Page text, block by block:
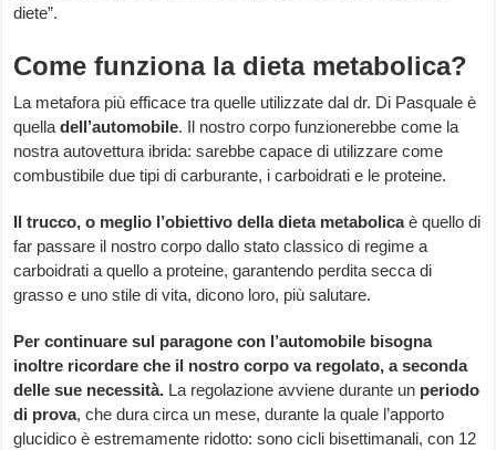
diete”.
Come funziona la dieta metabolica?
La metafora più efficace tra quelle utilizzate dal dr. Di Pasquale è
quelladell’automobile. Il nostro corpo funzionerebbe come la
nostra autovettura ibrida: sarebbe capace di utilizzare come
combustibile due tipi di carburante, i carboidrati e le proteine.
Il trucco, o meglio l’obiettivo della dieta metabolicaè quello di
far passare il nostro corpo dallo stato classico di regime a
carboidrati a quello a proteine, garantendo perdita secca di
grasso e uno stile di vita, dicono loro, più salutare.
Per continuare sul paragone con l’automobile bisogna
inoltre ricordare che il nostro corpo va regolato, a seconda
delle sue necessità. La regolazione avviene durante un periodo
di prova, che dura circa un mese, durante la quale l’apporto
glucidico è estremamente ridotto: sono cicli bisettimanali, con 12